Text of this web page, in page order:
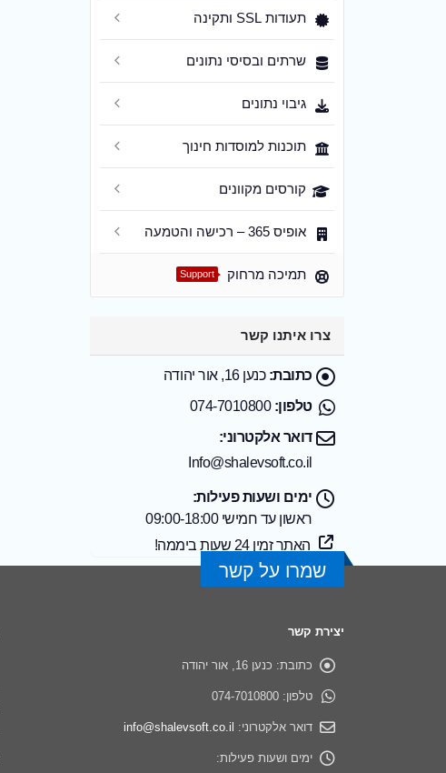
תעודות SSL ותקינה
שרתים ובסיסי נתונים
גיבוי נתונים
תוכנות למוסדות חינוך
קורסים מקוונים
אופיס 365 – רכישה והטמעה
תמיכה מרחוק Support
צרו איתנו קשר
כתובת: כנען 16, אור יהודה
טלפון: 074-7010800
דואר אלקטרוני:
Info@shalevsoft.co.il
ימים ושעות פעילות:
ראשון עד חמישי 09:00-18:00
האתר זמין 24 שעות ביממה!
שמרו על קשר
יצירת קשר
כתובת: כנען 16, אור יהודה
טלפון: 074-7010800
דואר אלקטרוני: info@shalevsoft.co.il
ימים ושעות פעילות:
תוכנת שליטה מרחוק מומלצת לעסקים – איך בוחרים נכון?
Splashtop מול המתחרים: תמיכה מרחוק, שליטה מרחוק ו-RMM